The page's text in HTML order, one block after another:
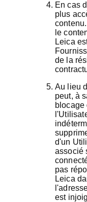
En cas
plus
le
Leica
de la
Au lieu
peut, à
blocage
d'un
associé
pas
Leica
est